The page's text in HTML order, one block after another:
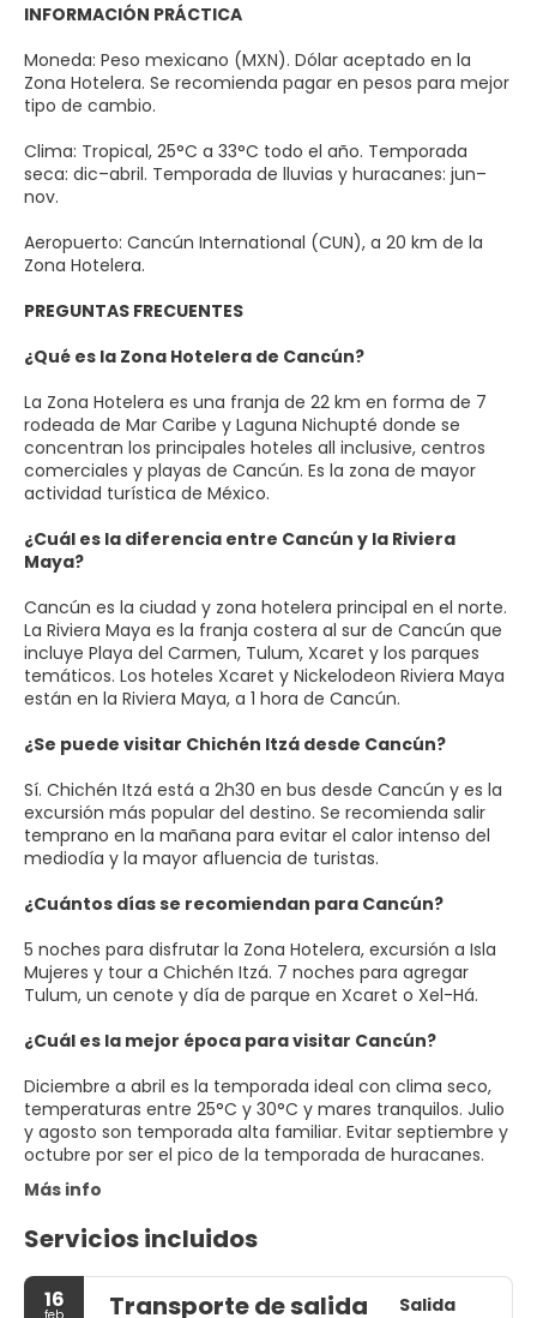
INFORMACIÓN PRÁCTICA
Moneda: Peso mexicano (MXN). Dólar aceptado en la
Zona Hotelera. Se recomienda pagar en pesos para mejor
tipo de cambio.
Clima: Tropical, 25°C a 33°C todo el año. Temporada
seca: dic–abril. Temporada de lluvias y huracanes: jun–
nov.
Aeropuerto: Cancún International (CUN), a 20 km de la
Zona Hotelera.
PREGUNTAS FRECUENTES
¿Qué es la Zona Hotelera de Cancún?
La Zona Hotelera es una franja de 22 km en forma de 7
rodeada de Mar Caribe y Laguna Nichupté donde se
concentran los principales hoteles all inclusive, centros
comerciales y playas de Cancún. Es la zona de mayor
actividad turística de México.
¿Cuál es la diferencia entre Cancún y la Riviera
Maya?
Cancún es la ciudad y zona hotelera principal en el norte.
La Riviera Maya es la franja costera al sur de Cancún que
incluye Playa del Carmen, Tulum, Xcaret y los parques
temáticos. Los hoteles Xcaret y Nickelodeon Riviera Maya
están en la Riviera Maya, a 1 hora de Cancún.
¿Se puede visitar Chichén Itzá desde Cancún?
Sí. Chichén Itzá está a 2h30 en bus desde Cancún y es la
excursión más popular del destino. Se recomienda salir
temprano en la mañana para evitar el calor intenso del
mediodía y la mayor afluencia de turistas.
¿Cuántos días se recomiendan para Cancún?
5 noches para disfrutar la Zona Hotelera, excursión a Isla
Mujeres y tour a Chichén Itzá. 7 noches para agregar
Tulum, un cenote y día de parque en Xcaret o Xel-Há.
¿Cuál es la mejor época para visitar Cancún?
Diciembre a abril es la temporada ideal con clima seco,
temperaturas entre 25°C y 30°C y mares tranquilos. Julio
y agosto son temporada alta familiar. Evitar septiembre y
octubre por ser el pico de la temporada de huracanes.
Más info
Servicios incluidos
16 Transporte de salida Salida